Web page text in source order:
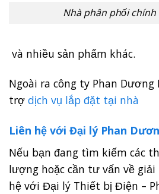
Nhà phân phối chính
và nhiều sản phẩm khác.
Ngoài ra công ty Phan Dương
trợ dịch vụ lắp đặt tại nhà
Liên hệ với Đại lý Phan
Nếu bạn đang tìm kiếm các
lượng hoặc cần tư vấn về giải
hệ với Đại lý Thiết bị Điện –